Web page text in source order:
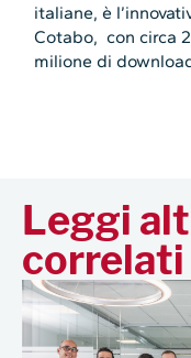
italiane, è
Cotabo, con circa
milione di
Leggi
correlati